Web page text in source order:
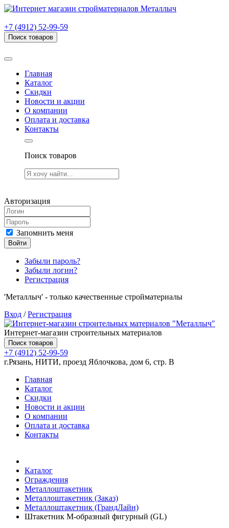
+7 (4912) 52-99-59
Поиск товаров
Главная
Каталог
Скидки
Новости и акции
О компании
Оплата и доставка
Контакты
Поиск товаров
Авторизация
Запомнить меня
Войти
Забыли пароль?
Забыли логин?
Регистрация
'Металлыч' - только качественные стройматериалы
Вход /Регистрация
Интернет-магазин строительных материалов
Поиск товаров
+7 (4912) 52-99-59
г.Рязань, НИТИ, проезд Яблочкова, дом 6, стр. В
Главная
Каталог
Скидки
Новости и акции
О компании
Оплата и доставка
Контакты
Каталог
Ограждения
Металлоштакетник
Металлоштакетник (Заказ)
Металлоштакетник (ГрандЛайн)
Штакетник М-образный фигурный (GL)